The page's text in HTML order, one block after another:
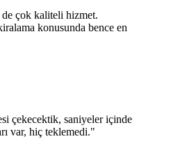
çok kaliteli hizmet.
konusunda bence en
çekecektik, saniyeler içinde
var, hiç teklemedi."